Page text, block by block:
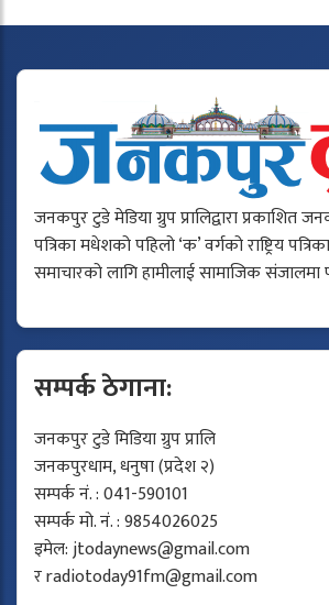
जनकपुर टुडे मेडिया ग्रुप प्रालिद्वारा प्रकाशित
पत्रिका मधेशको पहिलो ‘क’ वर्गको राष्ट्रिय
समाचारको लागि हामीलाई सामाजिक
सम्पर्क ठेगाना:
जनकपुर टुडे मिडिया ग्रुप प्रालि
जनकपुरधाम, धनुषा (प्रदेश २)
सम्पर्क नं. : 041-590101
सम्पर्क मो. नं. : 9854026025
इमेल:jtodaynews@gmail.com
रradiotoday91fm@gmail.com